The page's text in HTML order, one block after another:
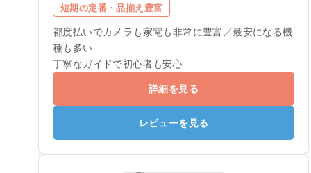
短期の定番・品揃え豊富
都度払いでカメラも家電も非常に豊富／最安になる機
種も多い
丁寧なガイドで初心者も安心
詳細を見る
レビューを見る